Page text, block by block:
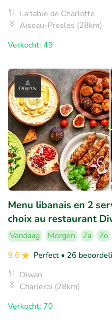
La table de Charlotte
Aiseau-Presles (28km)
Verkocht: 49
Menu libanais en 2
choix au restaurant
Vandaag Morgen Za Zo
9.6
Perfect • 26
Diwan
Charleroi (28km)
Verkocht: 70